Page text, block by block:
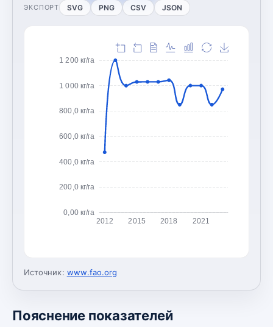
ЭКСПОРТ SVG PNG CSV JSON
0,00 кг/га
200,0 кг/га
400,0 кг/га
600,0 кг/га
800,0 кг/га
1 000 кг/га
1 200 кг/га
2012 2015 2018 2021
Источник: www.fao.org
Пояснение показателей